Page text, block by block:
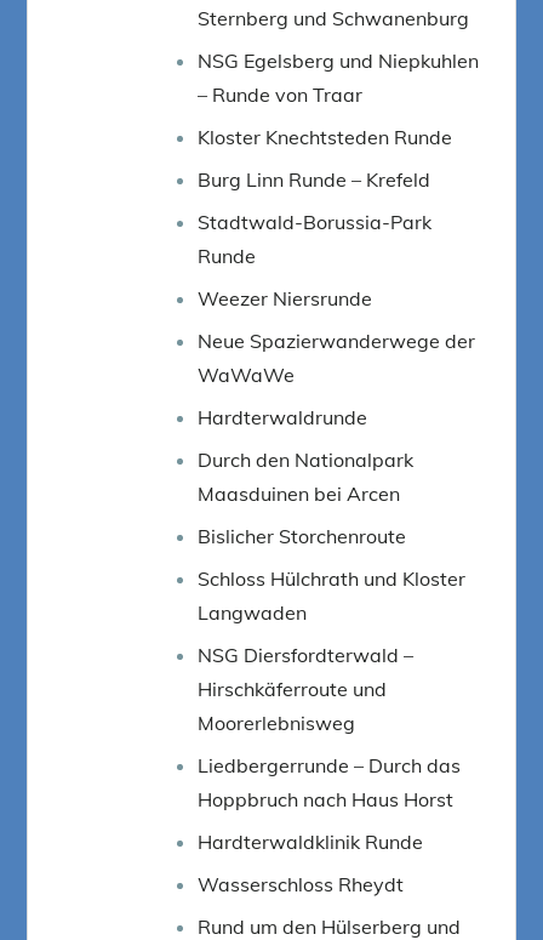
Sternberg und Schwanenburg
NSG Egelsberg und Niepkuhlen
– Runde von Traar
Kloster Knechtsteden Runde
Burg Linn Runde – Krefeld
Stadtwald-Borussia-Park
Runde
Weezer Niersrunde
Neue Spazierwanderwege der
WaWaWe
Hardterwaldrunde
Durch den Nationalpark
Maasduinen bei Arcen
Bislicher Storchenroute
Schloss Hülchrath und Kloster
Langwaden
NSG Diersfordterwald –
Hirschkäferroute und
Moorerlebnisweg
Liedbergerrunde – Durch das
Hoppbruch nach Haus Horst
Hardterwaldklinik Runde
Wasserschloss Rheydt
Rund um den Hülserberg und